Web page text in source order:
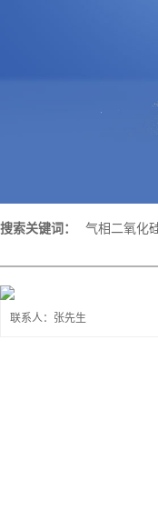
搜索关键词： 气相二氧化
联系人：张先生